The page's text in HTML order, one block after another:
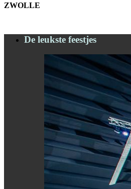
ZWOLLE
De leukste feestjes